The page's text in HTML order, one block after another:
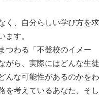
く、自分らしい学び方を求
ます。
つわる「不登校のイメー
がら、実際にはどんな生徒
んな可能性があるのかをわ
を考えているあなた、そし